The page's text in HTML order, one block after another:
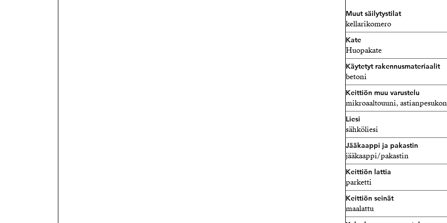
Muut säilytystilat
kellarikomero
Kate
Huopakate
Käytetyt rakennusmateriaalit
betoni
Keittiön muu varustelu
mikroaaltouuni,
Liesi
sähköliesi
Jääkaappi ja pakastin
jääkaappi/pakastin
Keittiön lattia
parketti
Keittiön seinät
maalattu